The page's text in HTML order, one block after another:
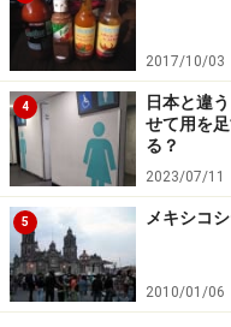
サドルはレバーで好みの
ここでは簡単にエコビ
コビシーのICカードを
ル（写真赤丸内）にか
号の自転車をステーシ
定自転車のランプが点
2017/10/03
4
日本と違
せて用を
る？
2023/07/11
5 メキシコ
2010/01/06